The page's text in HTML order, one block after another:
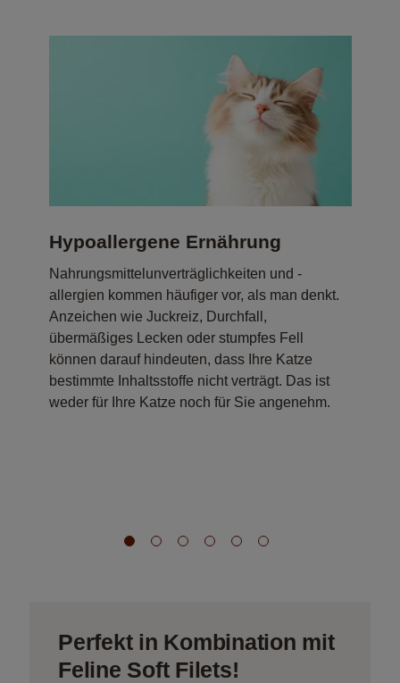
Hypoallergene Ernährung
Nahrungsmittelunverträglichkeiten und -
allergien kommen häufiger vor, als man denkt.
Anzeichen wie Juckreiz, Durchfall,
übermäßiges Lecken oder stumpfes Fell
können darauf hindeuten, dass Ihre Katze
bestimmte Inhaltsstoffe nicht verträgt. Das ist
weder für Ihre Katze noch für Sie angenehm.
Perfekt in Kombination mit
Feline Soft Filets!